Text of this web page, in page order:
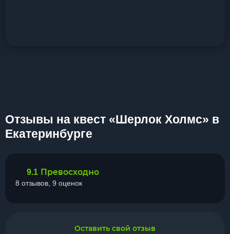
Отзывы на квест «Шерлок Холмс» в
Екатеринбурге
9.1 Превосходно
8 отзывов, 9 оценок
Оставить свой отзыв